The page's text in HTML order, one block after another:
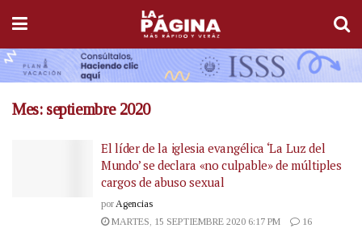
Mes: septiembre 2020
El líder de la iglesia evangélica ‘La Luz del
Mundo’ se declara «no culpable» de múltiples
cargos de abuso sexual
por Agencias
MARTES, 15 SEPTIEMBRE 2020 6:17 PM
16